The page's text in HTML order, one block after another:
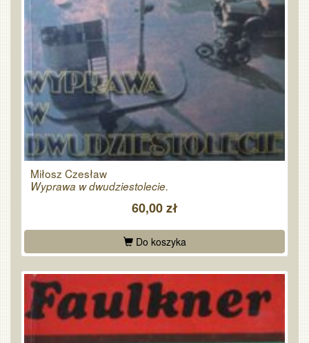
Miłosz Czesław
Wyprawa w dwudziestolecie.
60,00 zł
Do koszyka